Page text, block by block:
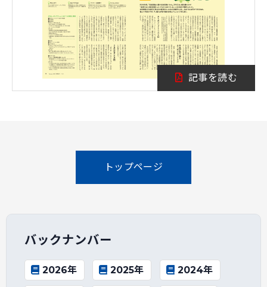
記事を読む
トップページ
バックナンバー
2026年 2025年 2024年